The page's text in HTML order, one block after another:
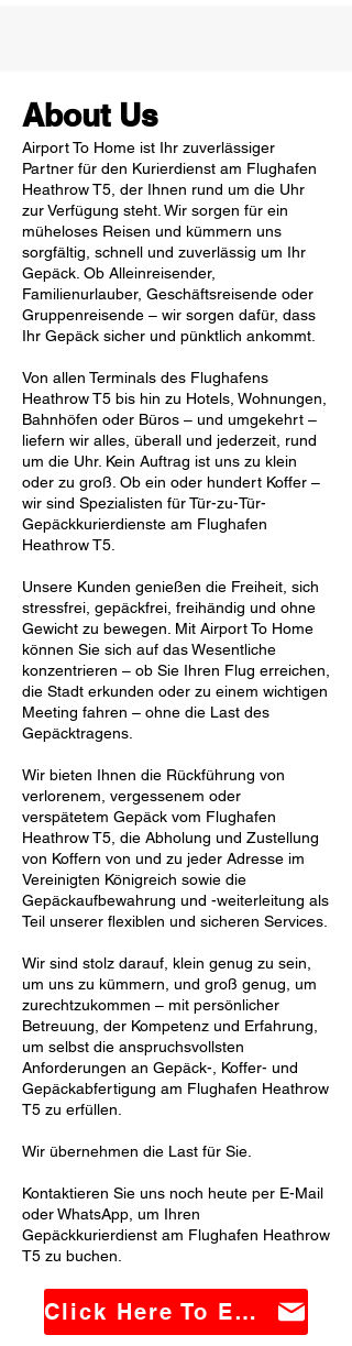
About Us
Airport To Home ist Ihr zuverlässiger
Partner für den Kurierdienst am Flughafen
Heathrow T5, der Ihnen rund um die Uhr
zur Verfügung steht. Wir sorgen für ein
müheloses Reisen und kümmern uns
sorgfältig, schnell und zuverlässig um Ihr
Gepäck. Ob Alleinreisender,
Familienurlauber, Geschäftsreisende oder
Gruppenreisende – wir sorgen dafür, dass
Ihr Gepäck sicher und pünktlich ankommt.
Von allen Terminals des Flughafens
Heathrow T5 bis hin zu Hotels, Wohnungen,
Bahnhöfen oder Büros – und umgekehrt –
liefern wir alles, überall und jederzeit, rund
um die Uhr. Kein Auftrag ist uns zu klein
oder zu groß. Ob ein oder hundert Koffer –
wir sind Spezialisten für Tür-zu-Tür-
Gepäckkurierdienste am Flughafen
Heathrow T5.
Unsere Kunden genießen die Freiheit, sich
stressfrei, gepäckfrei, freihändig und ohne
Gewicht zu bewegen. Mit Airport To Home
können Sie sich auf das Wesentliche
konzentrieren – ob Sie Ihren Flug erreichen,
die Stadt erkunden oder zu einem wichtigen
Meeting fahren – ohne die Last des
Gepäcktragens.
Wir bieten Ihnen die Rückführung von
verlorenem, vergessenem oder
verspätetem Gepäck vom Flughafen
Heathrow T5, die Abholung und Zustellung
von Koffern von und zu jeder Adresse im
Vereinigten Königreich sowie die
Gepäckaufbewahrung und -weiterleitung als
Teil unserer flexiblen und sicheren Services.
Wir sind stolz darauf, klein genug zu sein,
um uns zu kümmern, und groß genug, um
zurechtzukommen – mit persönlicher
Betreuung, der Kompetenz und Erfahrung,
um selbst die anspruchsvollsten
Anforderungen an Gepäck-, Koffer- und
Gepäckabfertigung am Flughafen Heathrow
T5 zu erfüllen.
Wir übernehmen die Last für Sie.
Kontaktieren Sie uns noch heute per E-Mail
oder WhatsApp, um Ihren
Gepäckkurierdienst am Flughafen Heathrow
T5 zu buchen.
Click Here To Email Us